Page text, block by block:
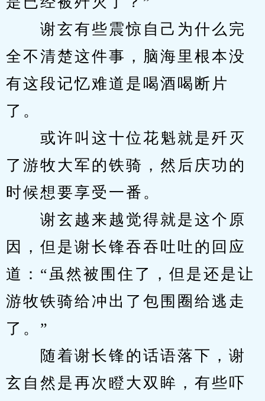
谢玄有些震惊自己为什么完
全不清楚这件事，脑海里根本没
有这段记忆难道是喝酒喝断片
了。
或许叫这十位花魁就是歼灭
了游牧大军的铁骑，然后庆功的
时候想要享受一番。
谢玄越来越觉得就是这个原
因，但是谢长锋吞吞吐吐的回应
道：“虽然被围住了，但是还是让
游牧铁骑给冲出了包围圈给逃走
了。”
随着谢长锋的话语落下，谢
玄自然是再次瞪大双眸，有些吓